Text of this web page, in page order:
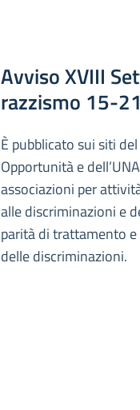
Avviso XVIII
razzismo 15-
È pubblicato sui siti
Opportunità e
associazioni per
alle discriminazioni e
parità di trattamento
delle discriminazioni.